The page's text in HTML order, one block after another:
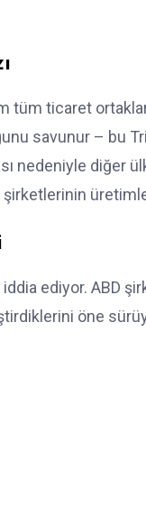
tüm ticaret
savunur – bu
nedeniyle diğer
ediyor. ABD
öne